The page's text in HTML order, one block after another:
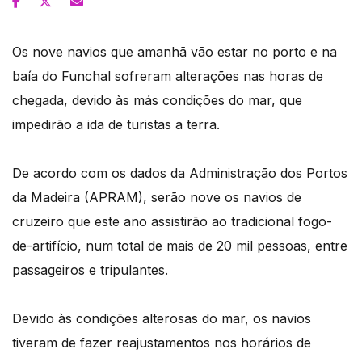
Os nove navios que amanhã vão estar no porto e na
baía do Funchal sofreram alterações nas horas de
chegada, devido às más condições do mar, que
impedirão a ida de turistas a terra.
De acordo com os dados da Administração dos Portos
da Madeira (APRAM), serão nove os navios de
cruzeiro que este ano assistirão ao tradicional fogo-
de-artifício, num total de mais de 20 mil pessoas, entre
passageiros e tripulantes.
Devido às condições alterosas do mar, os navios
tiveram de fazer reajustamentos nos horários de